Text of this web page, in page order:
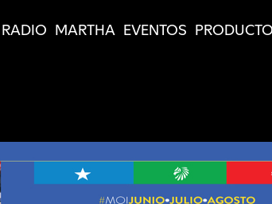
RADIO MARTHA EVENTOS